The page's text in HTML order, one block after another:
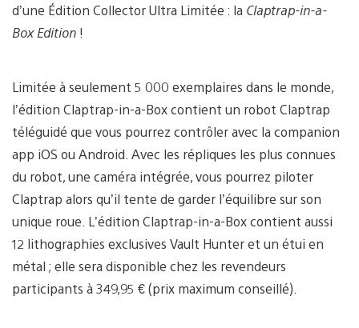
d’une Édition Collector Ultra Limitée : la Claptrap-in-a-
Box Edition !
Limitée à seulement 5 000 exemplaires dans le monde,
l’édition Claptrap-in-a-Box contient un robot Claptrap
téléguidé que vous pourrez contrôler avec la companion
app iOS ou Android. Avec les répliques les plus connues
du robot, une caméra intégrée, vous pourrez piloter
Claptrap alors qu’il tente de garder l’équilibre sur son
unique roue. L’édition Claptrap-in-a-Box contient aussi
12 lithographies exclusives Vault Hunter et un étui en
métal ; elle sera disponible chez les revendeurs
participants à 349,95 € (prix maximum conseillé).